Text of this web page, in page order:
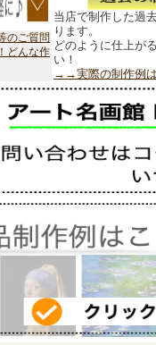
のご質問
どんな作
当店で制作した過
ります。
どのように仕上が
い！
→→実際の制作例